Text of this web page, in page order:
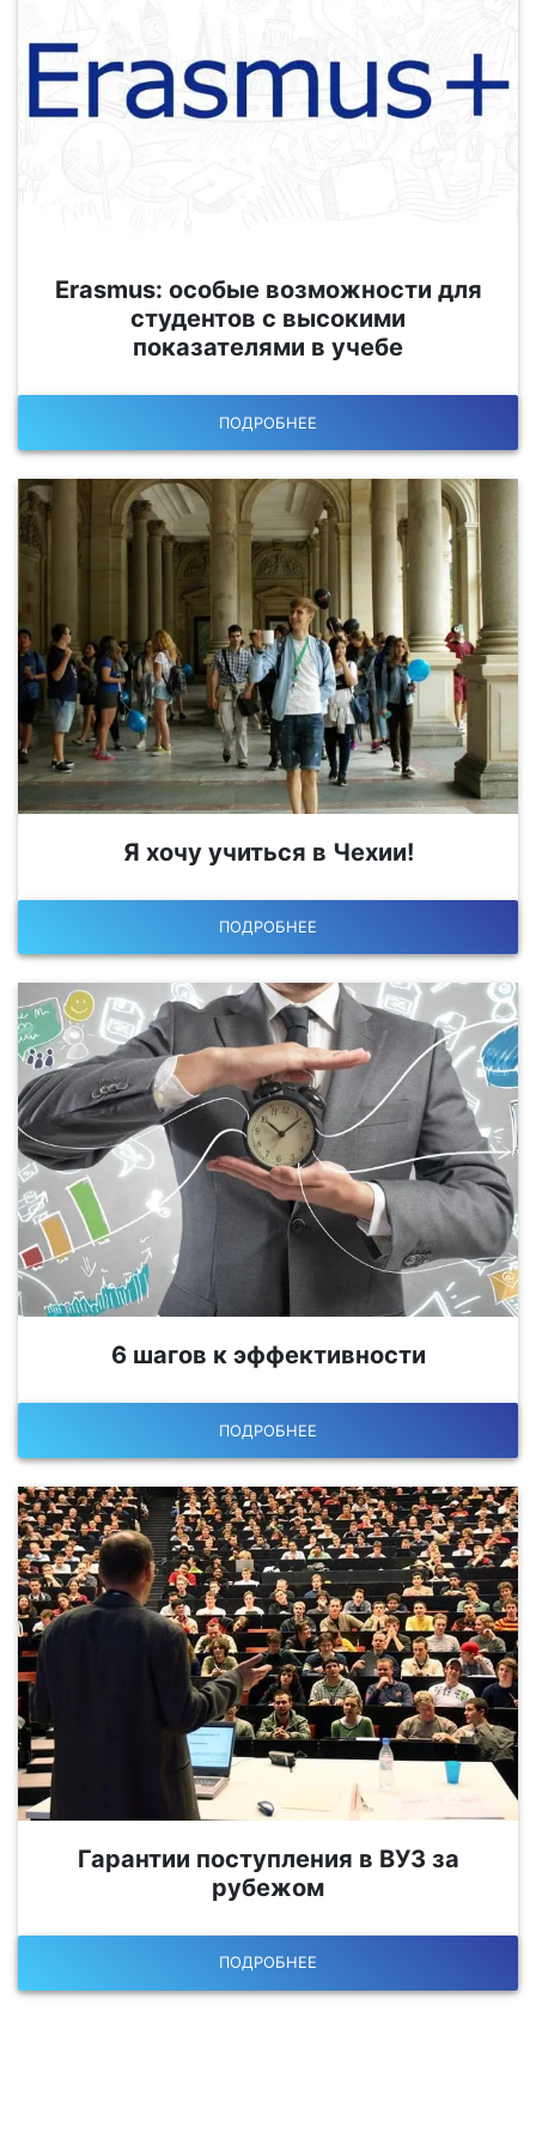
Erasmus: особые возможности для
студентов с высокими
показателями в учебе
ПОДРОБНЕЕ
Я хочу учиться в Чехии!
ПОДРОБНЕЕ
6 шагов к эффективности
ПОДРОБНЕЕ
Гарантии поступления в ВУЗ за
рубежом
ПОДРОБНЕЕ